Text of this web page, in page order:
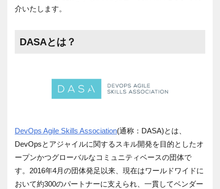
介いたします。
DASAとは？
DevOps Agile Skills Association(通称：DASA)とは、
DevOpsとアジャイルに関するスキル開発を目的としたオ
ープンかつグローバルなコミュニティベースの団体で
す。2016年4月の団体発足以来、現在はワールドワイドに
おいて約300のパートナーに支えられ、一貫してベンダー